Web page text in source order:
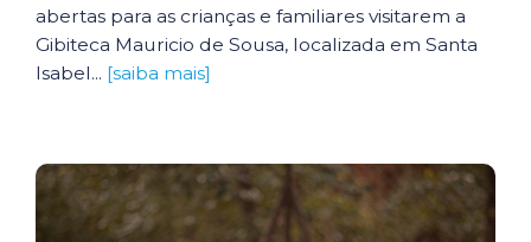
abertas para as crianças e familiares visitarem a
Gibiteca Mauricio de Sousa, localizada em Santa
Isabel... [saiba mais]